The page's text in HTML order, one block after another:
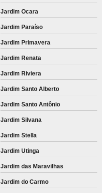
Jardim Ocara
Jardim Paraíso
Jardim Primavera
Jardim Renata
Jardim Riviera
Jardim Santo Alberto
Jardim Santo Antônio
Jardim Silvana
Jardim Stella
Jardim Utinga
Jardim das Maravilhas
Jardim do Carmo